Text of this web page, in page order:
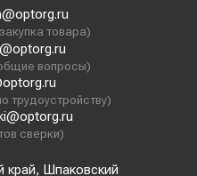
товара)
вопросы)
трудоустройству)
сверки)
край, Шпаковский